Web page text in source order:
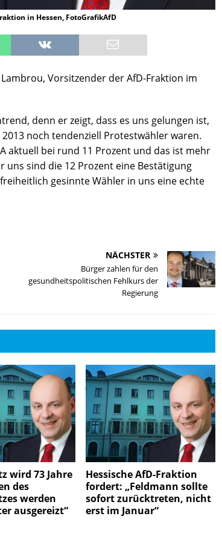
in Hessen, FotoGrafikAfD
Vorsitzender der AfD-Fraktion im
denn er zeigt, dass es uns gelungen ist,
noch tendenziell Protestwähler waren.
aktuell bei rund 11 Prozent und das ist mehr
uns sind die 12 Prozent eine Bestätigung
gesinnte Wähler in uns eine echte
NÄCHSTER
Bürger zahlen für den
gesundheitspolitischen Fehlkurs der
Regierung
wird 73 Jahre
des
werden
ausgereizt“
Hessische AfD-Fraktion
fordert: „Feldmann sollte
sofort zurücktreten, nicht
erst im Januar“